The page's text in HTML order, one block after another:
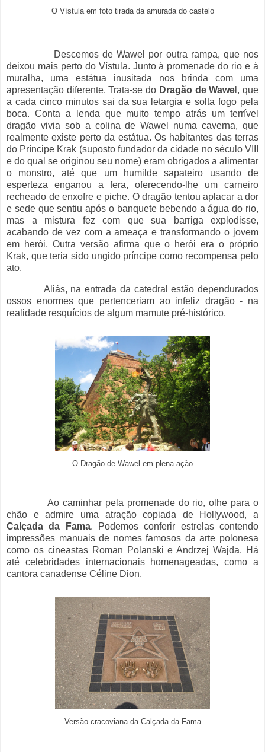
O Vístula em foto tirada da amurada do castelo
Descemos de Wawel por outra rampa, que nos
deixou mais perto do Vístula. Junto à promenade do rio e à
muralha, uma estátua inusitada nos brinda com uma
apresentação diferente. Trata-se do Dragão de Wawe l, que
a cada cinco minutos sai da sua letargia e solta fogo pela
boca. Conta a lenda que muito tempo atrás um terrível
dragão vivia sob a colina de Wawel numa caverna, que
realmente existe perto da estátua. Os habitantes das terras
do Príncipe Krak (suposto fundador da cidade no século VIII
e do qual se originou seu nome) eram obrigados a alimentar
o monstro, até que um humilde sapateiro usando de
esperteza enganou a fera, oferecendo-lhe um carneiro
recheado de enxofre e piche. O dragão tentou aplacar a dor
e sede que sentiu após o banquete bebendo a água do rio,
mas a mistura fez com que sua barriga explodisse,
acabando de vez com a ameaça e transformando o jovem
em herói. Outra versão afirma que o herói era o próprio
Krak, que teria sido ungido príncipe como recompensa pelo
ato.
Aliás, na entrada da catedral estão dependurados
ossos enormes que pertenceriam ao infeliz dragão - na
realidade resquícios de algum mamute pré-histórico.
O Dragão de Wawel em plena ação
Ao caminhar pela promenade do rio, olhe para o
chão e admire uma atração copiada de Hollywood, a
Calçada da Fama. Podemos conferir estrelas contendo
impressões manuais de nomes famosos da arte polonesa
como os cineastas Roman Polanski e Andrzej Wajda. Há
até celebridades internacionais homenageadas, como a
cantora canadense Céline Dion.
Versão cracoviana da Calçada da Fama